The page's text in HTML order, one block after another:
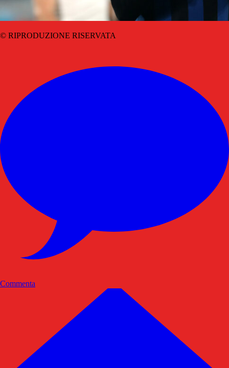
© RIPRODUZIONE RISERVATA
Commenta